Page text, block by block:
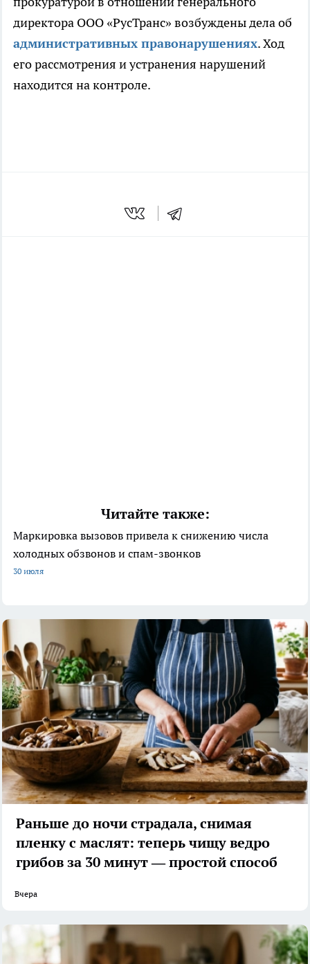
директора ООО «РусТранс» возбуждены дела об
административных правонарушениях. Ход
его рассмотрения и устранения нарушений
находится на контроле.
Читайте также:
Маркировка вызовов привела к снижению числа
холодных обзвонов и спам-звонков
30 июля
Раньше до ночи страдала, снимая
пленку с маслят: теперь чищу ведро
грибов за 30 минут — простой способ
Вчера